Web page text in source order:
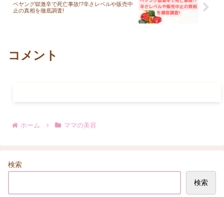
ペヤング獄激辛で死亡事故!?辛さレベルや販売中
止の真相を徹底調査!
コメント
ホーム ママの美容
検索
検索